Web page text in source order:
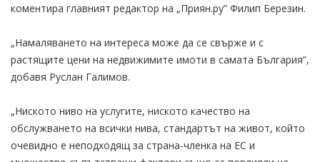
коментира главният редактор на „Приян.ру” Филип Березин.
„Намаляването на интереса може да се свърже и с
растящите цени на недвижимите имоти в самата България”,
добавя Руслан Галимов.
„Ниското ниво на услугите, ниското качество на
обслужването на всички нива, стандартът на живот, който
очевидно е неподходящ за страна-членка на ЕС и